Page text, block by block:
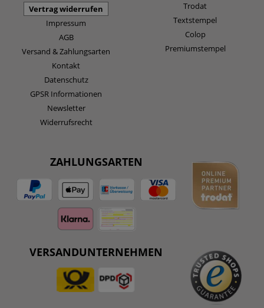
Vertrag widerrufen
Impressum
AGB
Versand & Zahlungsarten
Kontakt
Datenschutz
GPSR Informationen
Newsletter
Widerrufsrecht
Trodat
Textstempel
Colop
Premiumstempel
ZAHLUNGSARTEN
VERSANDUNTERNEHMEN